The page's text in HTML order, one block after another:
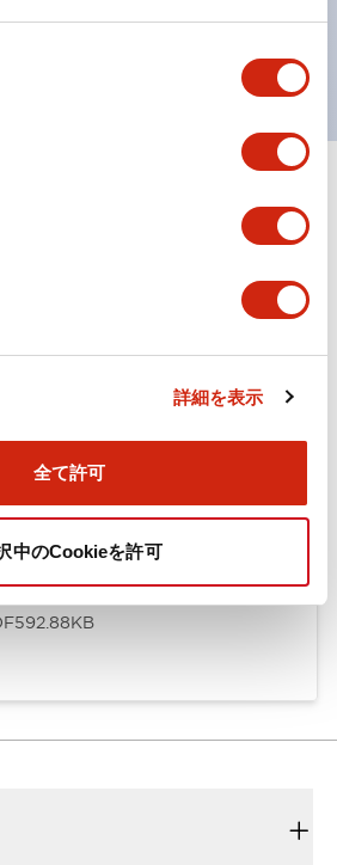
詳細を表示
全て許可
中のCookieを許可
位置でロックできるインタロック付
イル
スイッチ／CSシリーズカムスイッチ
1.20MB
592.88KB